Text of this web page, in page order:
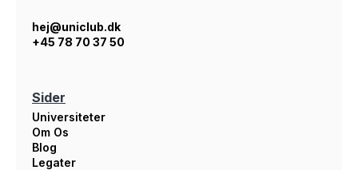
hej@uniclub.dk
+45 78 70 37 50
Sider
Universiteter
Om Os
Blog
Legater